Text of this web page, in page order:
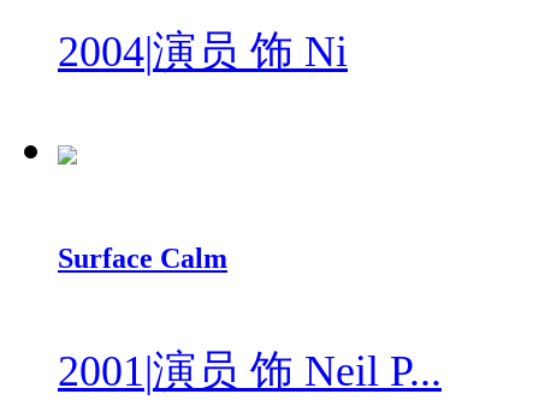
2004|演员 饰 Ni
Surface Calm
2001|演员 饰 Neil P...